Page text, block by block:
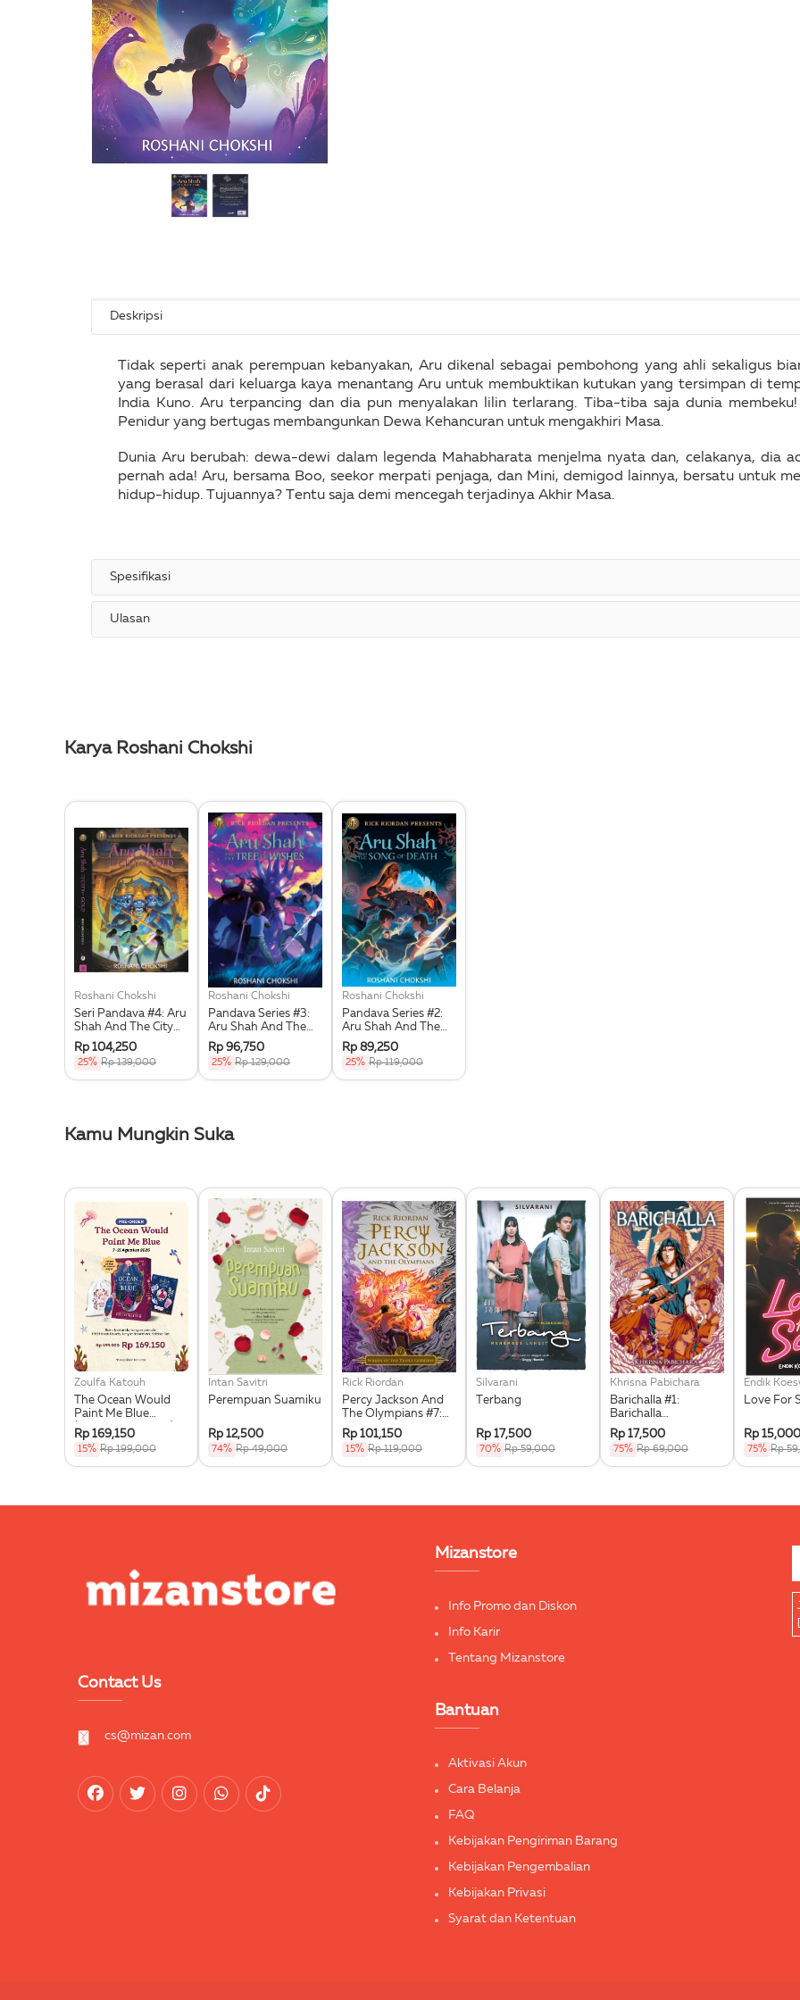
Deskripsi
Tidak seperti anak perempuan kebanyakan, Aru dikenal sebagai pembohong yang ahli sekaligus
yang berasal dari keluarga kaya menantang Aru untuk membuktikan kutukan yang tersimpan di
India Kuno. Aru terpancing dan dia pun menyalakan lilin terlarang. Tiba-tiba saja dunia
Penidur yang bertugas membangunkan Dewa Kehancuran untuk mengakhiri Masa.
Dunia Aru berubah: dewa-dewi dalam legenda Mahabharata menjelma nyata dan, celakanya, dia
pernah ada! Aru, bersama Boo, seekor merpati penjaga, dan Mini, demigod lainnya, bersatu untuk
hidup-hidup. Tujuannya? Tentu saja demi mencegah terjadinya Akhir Masa.
Spesifikasi
Ulasan
Karya Roshani Chokshi
Roshani Chokshi
Seri Pandava #4: Aru
Shah And The City
Of Gold
Rp 104,250
25% Rp 139,000
Roshani Chokshi
Pandava Series #3:
Aru Shah And The
Tree Of Wishes
Rp 96,750
25% Rp 129,000
Roshani Chokshi
Pandava Series #2:
Aru Shah And The
Song Of Death
Rp 89,250
25% Rp 119,000
Kamu Mungkin Suka
Zoulfa Katouh
The Ocean Would
Paint Me Blue
(Illustration Edges) -
Exclusive Pre Order +
Acrylic Bookmark,
Pouch & Sticker Set
Rp 169,150
15% Rp 199,000
Intan Savitri
Perempuan Suamiku
Rp 12,500
74% Rp 49,000
Rick Riordan
Percy Jackson And
The Olympians #7:
Wrath Of The Triple
Goddess
Rp 101,150
15% Rp 119,000
Silvarani
Terbang
Rp 17,500
70% Rp 59,000
Khrisna Pabichara
Barichalla #1:
Barichalla
Penunggang Kuda
Terbang
Rp 17,500
75% Rp 69,000
Endik
Love For
Rp 15,000
75% Rp
Contact Us
cs@mizan.com
Mizanstore
Info Promo dan Diskon
Info Karir
Tentang Mizanstore
Bantuan
Aktivasi Akun
Cara Belanja
FAQ
Kebijakan Pengiriman Barang
Kebijakan Pengembalian
Kebijakan Privasi
Syarat dan Ketentuan